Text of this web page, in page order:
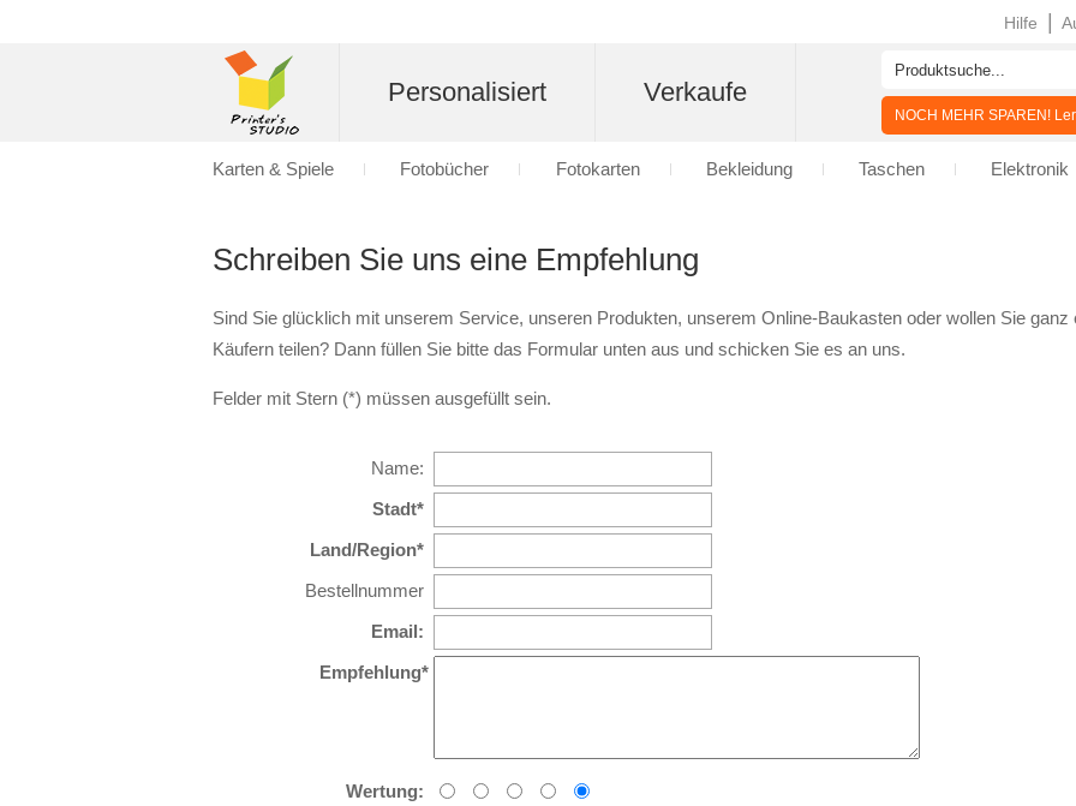
Schreiben Sie uns eine Empfehlung
Sind Sie glücklich mit unserem Service, unseren Produkten, unserem Online-Baukasten oder wollen Sie
Käufern teilen? Dann füllen Sie bitte das Formular unten aus und schicken Sie es an uns.
Felder mit Stern (*) müssen ausgefüllt sein.
Name:
Stadt*
Land/Region*
Bestellnummer
Email:
Empfehlung*
Wertung:
Hilfe
Personalisiert Verkaufe
NOCH MEHR SPAREN!
Karten & Spiele Fotobücher Fotokarten Bekleidung Taschen Elektronik